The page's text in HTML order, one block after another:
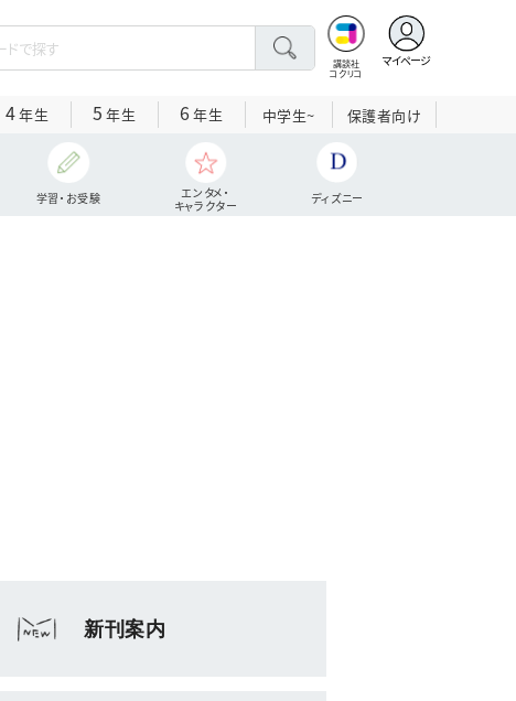
講談社
コクリコ
マイページ
4年生 5 年生 6 年生 中学生~ 保護者向け
学習・お受験
エンタメ・
キャラクター
ディズニー
新刊案内